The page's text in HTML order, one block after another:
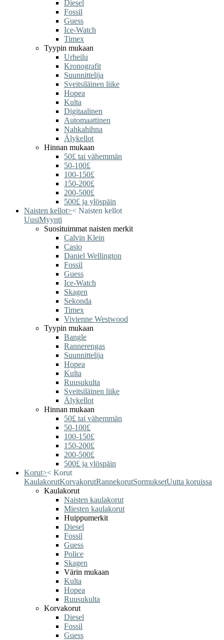
Diesel
Fossil
Guess
Ice-Watch
Timex
Tyypin mukaan
Urheilu
Kronografit
Suunnittelija
Sveitsiläinen liike
Hopea
Kulta
Digitaalinen
Automaattinen
Nahkahihna
Älykellot
Hinnan mukaan
50£ tai vähemmän
50-100£
100-150£
150-200£
200-500£
500£ ja ylöspäin
Naisten kellot>< Naisten kellot
UusiMyynti
Suosituimmat naisten merkit
Calvin Klein
Casio
Daniel Wellington
Fossil
Guess
Ice-Watch
Skagen
Sekonda
Timex
Vivienne Westwood
Tyypin mukaan
Bangle
Rannerengas
Suunnittelija
Hopea
Kulta
Ruusukulta
Sveitsiläinen liike
Älykellot
Hinnan mukaan
50£ tai vähemmän
50-100£
100-150£
150-200£
200-500£
500£ ja ylöspäin
Korut>< Korut
KaulakorutKorvakorutRannekorutSormuksetUutta koruissa
Kaulakorut
Naisten kaulakorut
Miesten kaulakorut
Huippumerkit
Diesel
Fossil
Guess
Police
Skagen
Värin mukaan
Kulta
Hopea
Ruusukulta
Korvakorut
Diesel
Fossil
Guess